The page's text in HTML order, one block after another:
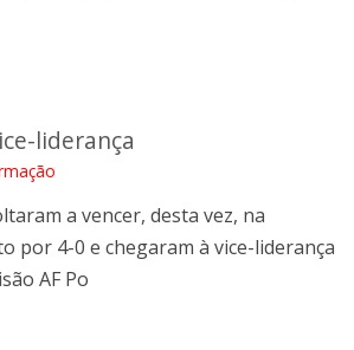
liderança
a vencer, desta vez, na
por 4-0 e chegaram à vice-liderança
AF Po